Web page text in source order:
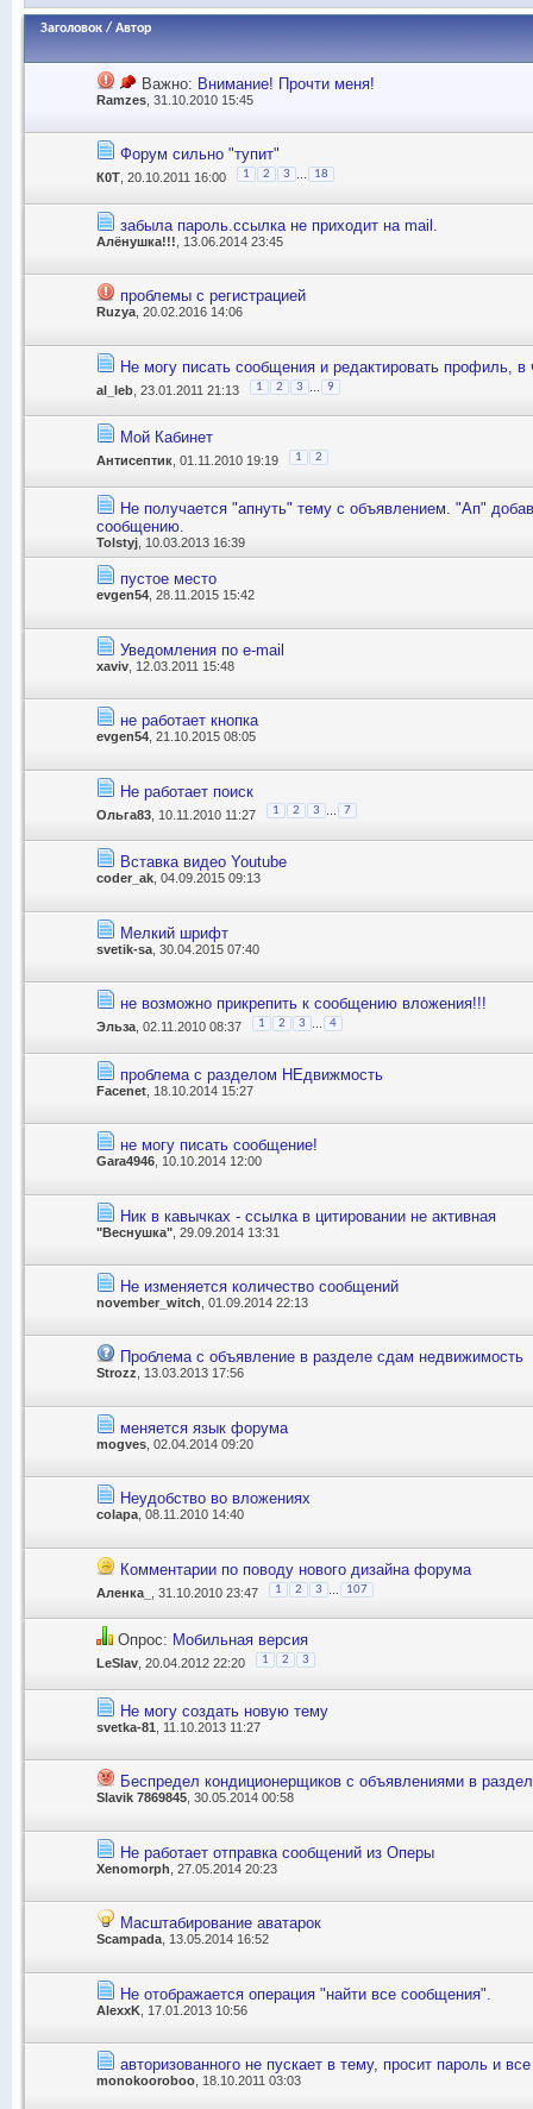
Заголовок / Автор
Важно: Внимание! Прочти меня!
Ramzes , 31.10.2010 15:45
Форум сильно "тупит"
К0Т , 20.10.2011 16:00 1 2 3 18
забыла пароль.ссылка не приходит на mail.
Алёнушка!!! , 13.06.2014 23:45
проблемы с регистрацией
Ruzya, 20.02.2016 14:06
Не могу писать сообщения и редактировать профиль,
al_leb , 23.01.2011 21:13 1 2 3 9
Мой Кабинет
Антисептик , 01.11.2010 19:19 1 2
Не получается "апнуть" тему с объявлением. "Ап"
сообщению.
Tolstyj , 10.03.2013 16:39
пустое место
evgen54 , 28.11.2015 15:42
Уведомления по e-mail
xaviv , 12.03.2011 15:48
не работает кнопка
evgen54 , 21.10.2015 08:05
Не работает поиск
Ольга83 , 10.11.2010 11:27 1 2 3 ... 7
Вставка видео Youtube
coder_ak , 04.09.2015 09:13
Мелкий шрифт
svetik-sa , 30.04.2015 07:40
не возможно прикрепить к сообщению вложения!!!
Эльза , 02.11.2010 08:37 1 2 3 4
проблема с разделом НЕдвижмость
Facenet , 18.10.2014 15:27
не могу писать сообщение!
Gara4946 , 10.10.2014 12:00
Ник в кавычках - ссылка в цитировании не активная
"Веснушка" , 29.09.2014 13:31
Не изменяется количество сообщений
november_witch , 01.09.2014 22:13
Проблема с объявление в разделе сдам недвижимость
Strozz, 13.03.2013 17:56
меняется язык форума
mogves , 02.04.2014 09:20
Неудобство во вложениях
colapa , 08.11.2010 14:40
Комментарии по поводу нового дизайна форума
Аленка_ , 31.10.2010 23:47 1 2 3 107
Опрос: Мобильная версия
LeSlav , 20.04.2012 22:20 1 2 3
Не могу создать новую тему
svetka-81 , 11.10.2013 11:27
Беспредел кондиционерщиков с объявлениями в
Slavik 7869845 , 30.05.2014 00:58
Не работает отправка сообщений из Оперы
Xenomorph , 27.05.2014 20:23
Масштабирование аватарок
Scampada , 13.05.2014 16:52
Не отображается операция "найти все сообщения".
AlexxK , 17.01.2013 10:56
авторизованного не пускает в тему, просит пароль и
monokooroboo , 18.10.2011 03:03